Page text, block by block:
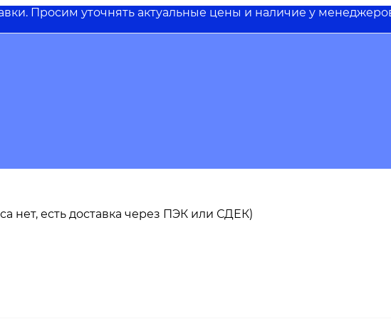
Просим уточнять актуальные цены и наличие у
нет, есть доставка через ПЭК или СДЕК)